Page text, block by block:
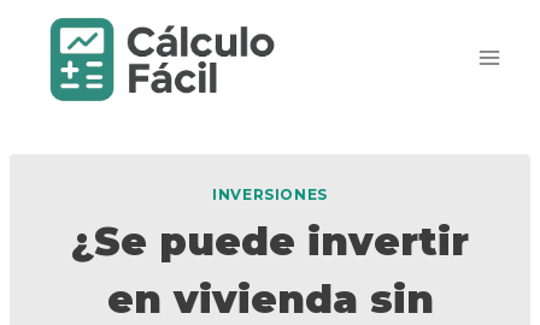
Saltar
contenido
INVERSIONES
¿Se puede invertir
en vivienda sin